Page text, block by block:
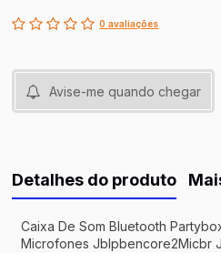
0 avaliações
Avise-me quando chegar
Detalhes do produto
Caixa De Som Bluetooth
Microfones Jblpbencore2Micbr